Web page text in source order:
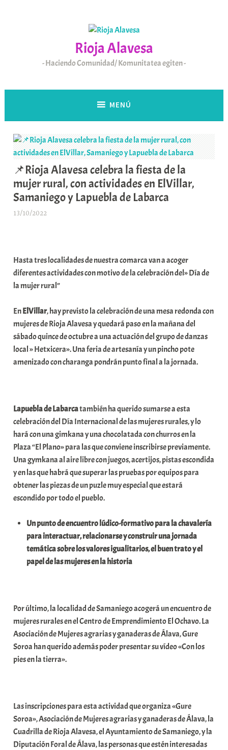
Rioja Alavesa
Haciendo Comunidad/ Komunitatea egiten
MENÚ
📌Rioja Alavesa celebra la fiesta de la
mujer rural, con actividades en ElVillar,
Samaniego y Lapuebla de Labarca
13/10/2022
a
r
E
r
i
o
x
a
m
u
t
Hasta tres localidades de nuestra comarca van a acoger
diferentes actividades con motivo de la celebración del» Día de
la mujer rural”
EnElVillar, hay previsto la celebración de una mesa redonda con
mujeres de Rioja Alavesa y quedará paso en la mañana del
sábado quince de octubre a una actuación del grupo de danzas
local » Hetxicera». Una feria de artesanía y un pincho pote
amenizado con charanga pondrán punto final a la jornada.
Lapuebla de Labarcatambién ha querido sumarse a esta
celebración del Día Internacional de las mujeres rurales, y lo
hará con una gimkana y una chocolatada con churros en la
Plaza “El Plano» para las que conviene inscribirse previamente.
Una gymkana al aire libre con juegos, acertijos, pistas escondida
y en las que habrá que superar las pruebas por equipos para
obtener las piezas de un puzle muy especial que estará
escondido por todo el pueblo.
Un punto de encuentro lúdico-formativo para la chavalería
para interactuar, relacionarse y construir una jornada
temática sobre los valores igualitarios, el buen trato y el
papel de las mujeres en la historia
Por último, la localidad de Samaniego acogerá un encuentro de
mujeres rurales en el Centro de Emprendimiento El Ochavo. La
Asociación de Mujeres agrarias y ganaderas de Álava, Gure
Soroa han querido además poder presentar su vídeo «Con los
pies en la tierra».
Las inscripciones para esta actividad que organiza «Gure
Soroa», Asociación de Mujeres agrarias y ganaderas de Álava, la
Cuadrilla de Rioja Alavesa, el Ayuntamiento de Samaniego, y la
Diputación Foral de Álava, las personas que estén interesadas